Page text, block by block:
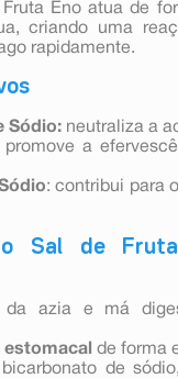
Eno atua de
criando uma
rapidamente.
Sódio: neutraliza a
a
: contribui para
Sal de
da azia e má
estomacal de forma
de